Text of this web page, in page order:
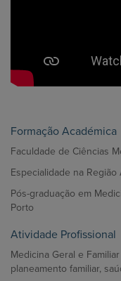
Formação Académica
Faculdade de Ciências
Especialidade na Região
Pós-graduação em
Porto
Atividade Profissional
Medicina Geral e
planeamento familiar,